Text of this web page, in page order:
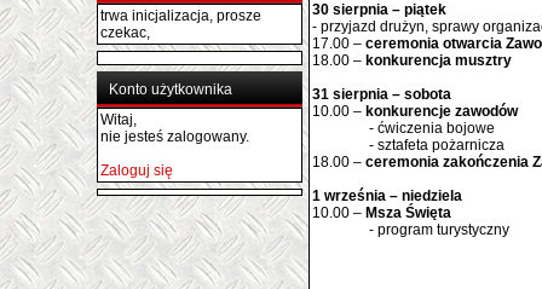
trwa inicjalizacja, prosze
czekac,
Konto użytkownika
Witaj,
nie jesteś zalogowany.
Zaloguj się
30 sierpnia – piątek
- przyjazd drużyn, sprawy
17.00 – ceremonia otwarcia
18.00 – konkurencja musztry
31 sierpnia – sobota
10.00 – konkurencje zawodów
- ćwiczenia bojowe
- sztafeta pożarnicza
18.00 – ceremonia zakończenia
1 września – niedziela
10.00 – Msza Święta
- program turystyczny